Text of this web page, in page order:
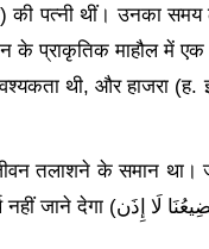
की पत्नी थीं। उनका
प्राकृतिक माहौल में एक
थी, और हाजरा (ह.
तलाशने के समान था।
नहीं जाने देगा (إِذَن لَا